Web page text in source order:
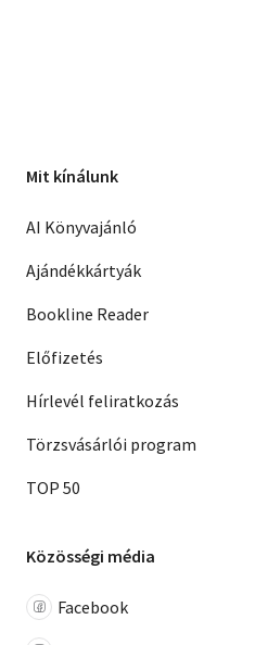
Mit kínálunk
AI Könyvajánló
Ajándékkártyák
Bookline Reader
Előfizetés
Hírlevél feliratkozás
Törzsvásárlói program
TOP 50
Közösségi média
Facebook